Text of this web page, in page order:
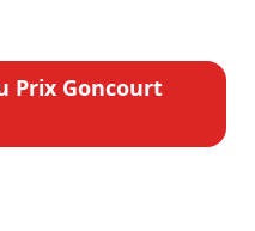
Prix Goncourt